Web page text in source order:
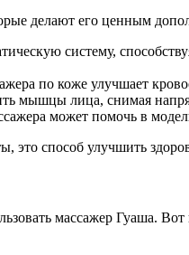
делают его ценным
систему,
по коже улучшает
мышцы лица, снимая
может помочь в
это способ улучшить